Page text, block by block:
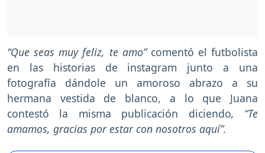
“Que seas muy feliz, te amo” comentó el futbolista
en las historias de instagram junto a una
fotografía dándole un amoroso abrazo a su
hermana vestida de blanco, a lo que Juana
contestó la misma publicación diciendo, “Te
amamos, gracias por estar con nosotros aquí”.